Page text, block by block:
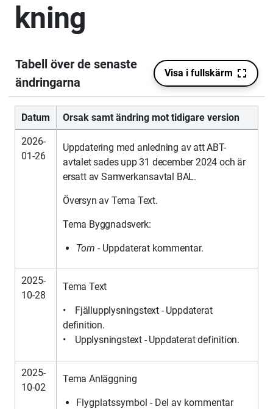
kning
Datum Orsak samt ändring mot tidigare version
2026-
01-26
Uppdatering med anledning av att ABT-
avtalet sades upp 31 december 2024 och är
ersatt av Samverkansavtal BAL.
Översyn av Tema Text.
Tema Byggnadsverk:
Torn - Uppdaterat kommentar.
2025-
10-28
Tema Text
• Fjällupplysningstext - Uppdaterat
definition.
• Upplysningstext - Uppdaterat definition.
2025-
10-02
Tema Anläggning
Flygplatssymbol - Del av kommentar